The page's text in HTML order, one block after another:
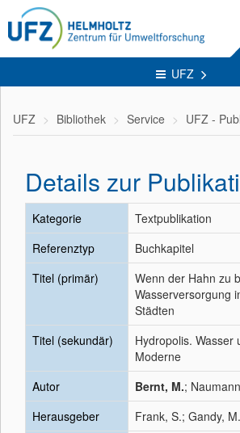
UFZ
UFZ Bibliothek Service UFZ -
Details zur
Kategorie
Textpublikation
Referenztyp
Buchkapitel
Titel (primär)
Wenn der Hahn zu
Wasserversorgung
Städten
Titel (sekundär)
Hydropolis. Wasser
Moderne
Autor
Bernt, M.;
Herausgeber
Frank, S.; Gandy, M.